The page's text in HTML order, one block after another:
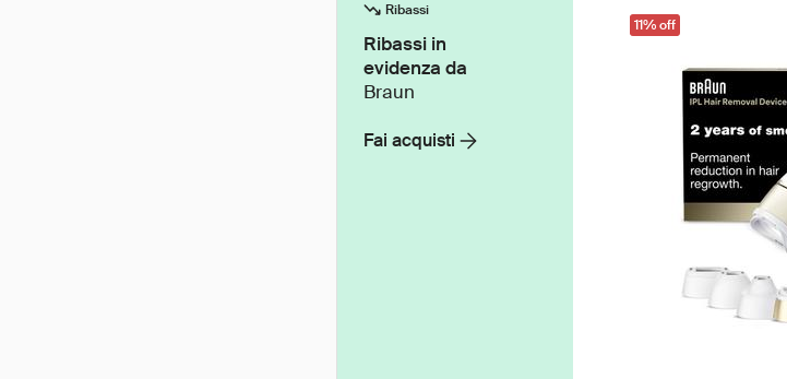
Ribassi
Ribassi in
evidenza da
Braun
Fai acquisti
11% off